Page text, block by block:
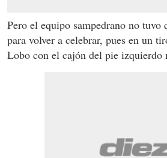
Pero el equipo sampedrano no tuvo
para volver a celebrar, pues en un
Lobo con el cajón del pie izquierdo